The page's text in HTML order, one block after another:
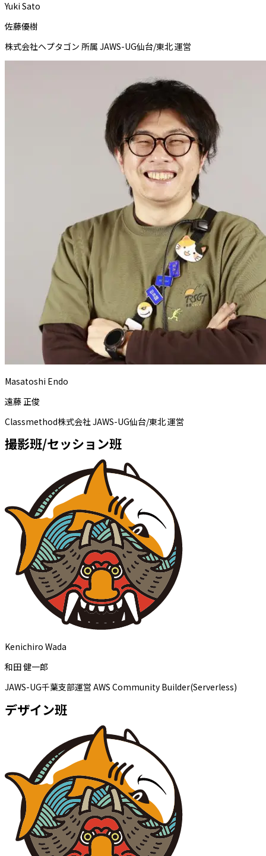
Yuki Sato
佐藤優樹
株式会社ヘプタゴン 所属 JAWS-UG仙台/東北 運営
Masatoshi Endo
遠藤 正俊
Classmethod株式会社 JAWS-UG仙台/東北 運営
撮影班/セッション班
Kenichiro Wada
和田 健一郎
JAWS-UG千葉支部運営 AWS Community Builder(Serverless)
デザイン班